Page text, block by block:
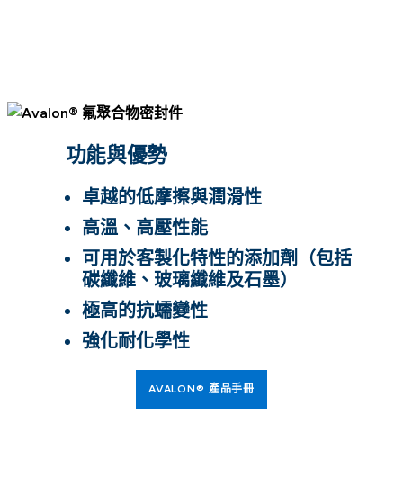
功能與優勢
卓越的低摩擦與潤滑性
高溫、高壓性能
可用於客製化特性的添加劑（包括
碳纖維、玻璃纖維及石墨）
極高的抗蠕變性
強化耐化學性
AVALON® 產品手冊